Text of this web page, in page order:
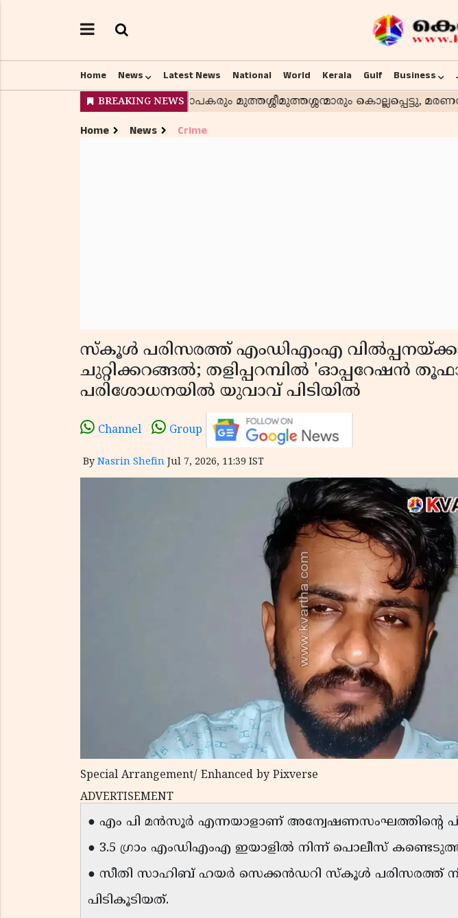
Home News Latest News National World Kerala Gulf Business
Home News Crime
സ്കൂൾ പരിസരത്ത് എംഡിഎംഎ
ചുറ്റിക്കറങ്ങൽ; തളിപ്പറമ്പിൽ 'ഓപ്പറേഷൻ
പരിശോധനയിൽ യുവാവ് പിടിയിൽ
Channel Group
By Nasrin Shefin Jul 7, 2026, 11:39 IST
Special Arrangement/ Enhanced by Pixverse
ADVERTISEMENT
● എം പി മൻസൂർ എന്നയാളാണ് അന്വേഷണസംഘത്തിൻ്റെ
● 3.5 ഗ്രാം എംഡിഎംഎ ഇയാളിൽ നിന്ന് പൊലീസ്
● സീതി സാഹിബ് ഹയർ സെക്കൻഡറി സ്കൂൾ പരിസരത്ത്
പിടികൂടിയത്.